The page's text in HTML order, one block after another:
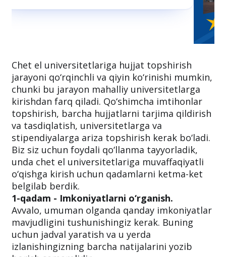
Chet el universitetlariga hujjat topshirish
jarayoni qo‘rqinchli va qiyin ko‘rinishi mumkin,
chunki bu jarayon mahalliy universitetlarga
kirishdan farq qiladi. Qo‘shimcha imtihonlar
topshirish, barcha hujjatlarni tarjima qildirish
va tasdiqlatish, universitetlarga va
stipendiyalarga ariza topshirish kerak bo‘ladi.
Biz siz uchun foydali qo‘llanma tayyorladik,
unda chet el universitetlariga muvaffaqiyatli
o‘qishga kirish uchun qadamlarni ketma-ket
belgilab berdik.
1-qadam - Imkoniyatlarni o‘rganish.
Avvalo, umuman olganda qanday imkoniyatlar
mavjudligini tushunishingiz kerak. Buning
uchun jadval yaratish va u yerda
izlanishingizning barcha natijalarini yozib